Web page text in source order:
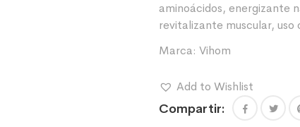
aminoácidos, energizante
revitalizante muscular, uso
Marca: Vihom
Add to Wishlist
Compartir: